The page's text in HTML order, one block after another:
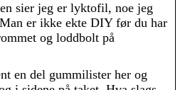
sier jeg er lyktofil, noe jeg
er ikke ekte DIY før du har
og loddbolt på
en del gummilister her og